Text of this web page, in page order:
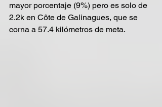
mayor porcentaje (9%) pero es solo de
2.2k en Côte de Galinagues, que se
corna a 57.4 kilómetros de meta.